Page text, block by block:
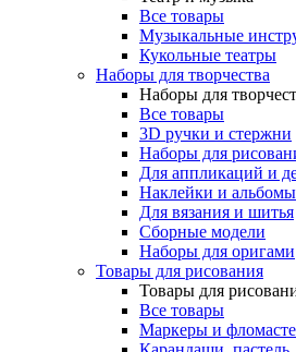
Все товары
Музыкальные
Кукольные театры
Наборы для творчества
Наборы для
Все товары
3D ручки и стержни
Наборы для
Для аппликаций и
Наклейки и альбомы
Для вязания и шитья
Сборные модели
Наборы для оригами
Товары для рисования
Товары для
Все товары
Маркеры и